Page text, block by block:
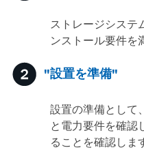
ストレージシステ
ンストール要件を
"設置を準備"
設置の準備として
と電力要件を確認
ることを確認しま